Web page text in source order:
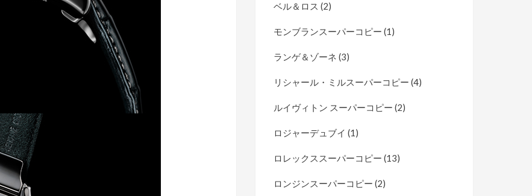
ベル＆ロス (2)
モンブランスーパーコピー (1)
ランゲ＆ゾーネ (3)
リシャール・ミルスーパーコピー (4)
ルイヴィトン スーパーコピー (2)
ロジャーデュブイ (1)
ロレックススーパーコピー (13)
ロンジンスーパーコピー (2)